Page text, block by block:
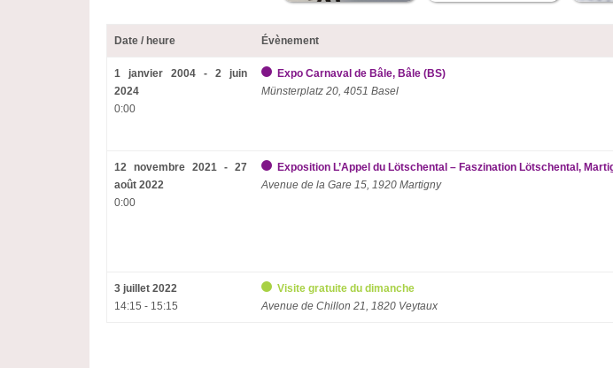
Date / heure Évènement
1 janvier 2004 - 2 juin
2024
0:00
Expo Carnaval de Bâle, Bâle (BS)
Münsterplatz 20, 4051 Basel
12 novembre 2021 - 27
août 2022
0:00
Exposition L’Appel du Lötschental – Faszination Lötschental,
Avenue de la Gare 15, 1920 Martigny
3 juillet 2022
14:15 - 15:15
Visite gratuite du dimanche
Avenue de Chillon 21, 1820 Veytaux